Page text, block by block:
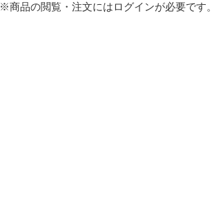
※商品の閲覧・注文にはログインが必要です。